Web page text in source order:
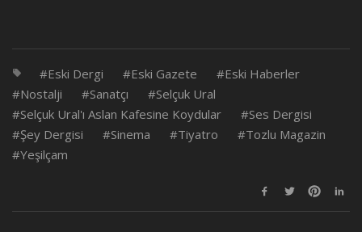
Eski Dergi Eski Gazete
Eski Haberler
Nostalji
Sanatçı
Selçuk Ural
Selçuk Ural'ı Aslan Kafesine Koydular
Ses Dergisi
Şey Dergisi
Sinema Tiyatro
Tozlu Magazin
Yeşilçam